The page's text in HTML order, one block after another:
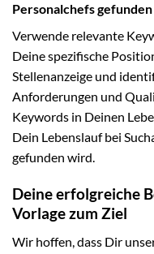
Personalchefs
Verwende relevante
Deine spezifische
Stellenanzeige und
Anforderungen und
Keywords in Deinen
Dein Lebenslauf bei
gefunden wird.
Deine erfolgreiche
Vorlage zum Ziel
Wir hoffen, dass Dir